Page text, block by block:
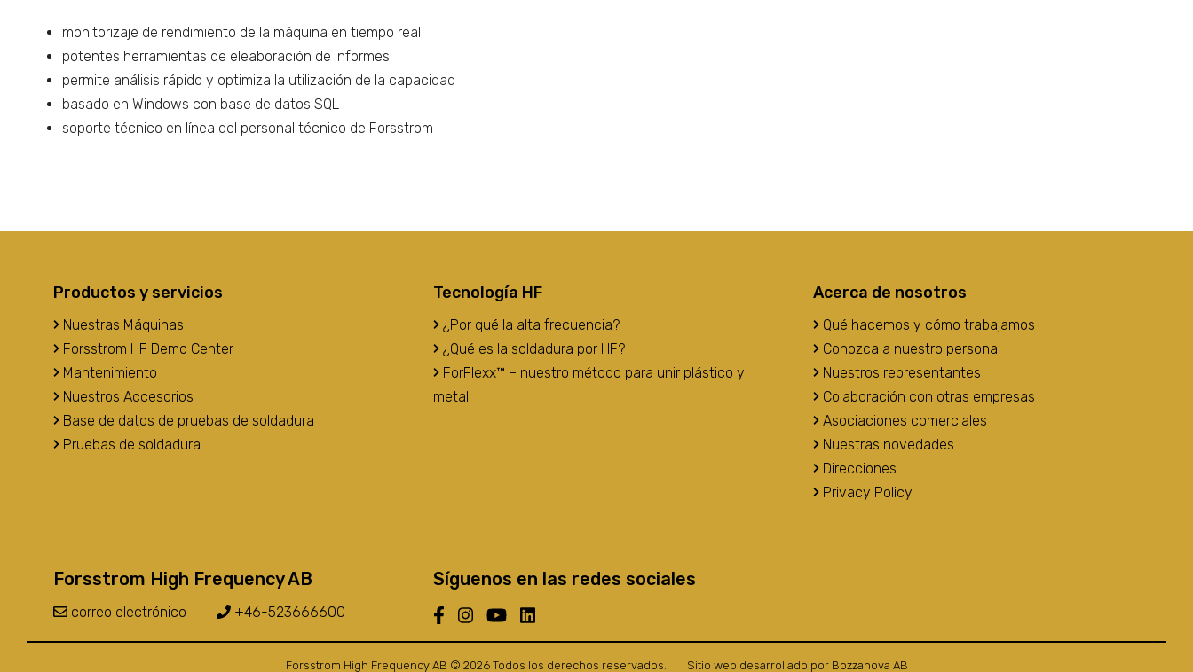
monitorizaje de rendimiento de la máquina en tiempo real
potentes herramientas de eleaboración de informes
permite análisis rápido y optimiza la utilización de la capacidad
basado en Windows con base de datos SQL
soporte técnico en línea del personal técnico de Forsstrom
Productos y servicios
Nuestras Máquinas
Forsstrom HF Demo Center
Mantenimiento
Nuestros Accesorios
Base de datos de pruebas de soldadura
Pruebas de soldadura
Tecnología HF
¿Por qué la alta frecuencia?
¿Qué es la soldadura por HF?
ForFlexx™ – nuestro método para unir plástico y
metal
Acerca de nosotros
Qué hacemos y cómo trabajamos
Conozca a nuestro personal
Nuestros representantes
Colaboración con otras empresas
Asociaciones comerciales
Nuestras novedades
Direcciones
Privacy Policy
Forsstrom High Frequency AB
correo electrónico +46-523666600
Síguenos en las redes sociales
Forsstrom High Frequency AB © 2026 Todos los derechos reservados. Sitio web desarrollado por Bozzanova AB